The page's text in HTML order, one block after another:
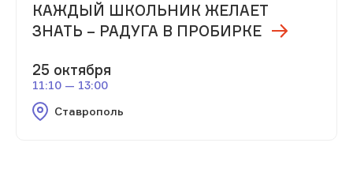
КАЖДЫЙ ШКОЛЬНИК ЖЕЛАЕТ
ЗНАТЬ – РАДУГА В ПРОБИРКЕ
25 октября
11:10 — 13:00
Ставрополь